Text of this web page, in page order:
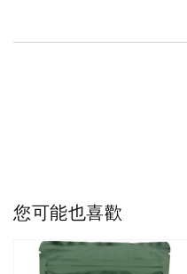
您可能也喜歡